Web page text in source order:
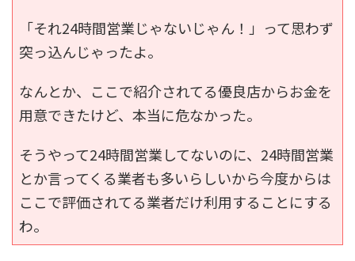
「それ24時間営業じゃないじゃん！」って思わず
突っ込んじゃったよ。
なんとか、ここで紹介されてる優良店からお金を
用意できたけど、本当に危なかった。
そうやって24時間営業してないのに、24時間営業
とか言ってくる業者も多いらしいから今度からは
ここで評価されてる業者だけ利用することにする
わ。